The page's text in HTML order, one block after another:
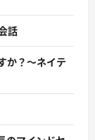
話
か？〜ネイテ